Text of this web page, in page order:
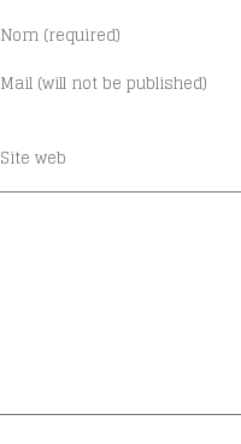
Nom (required)
Mail (will not be published)
Site web